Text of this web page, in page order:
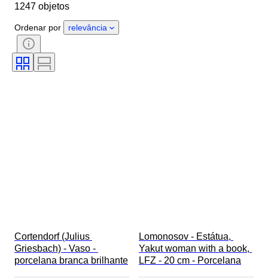
País de origem
Estado
Certificação
Estilo
Era
1247 objetos
Ordenar por relevância
Cortendorf (Julius
Griesbach) - Vaso -
porcelana branca brilhante
Lomonosov - Estátua,
Yakut woman with a book,
LFZ - 20 cm - Porcelana